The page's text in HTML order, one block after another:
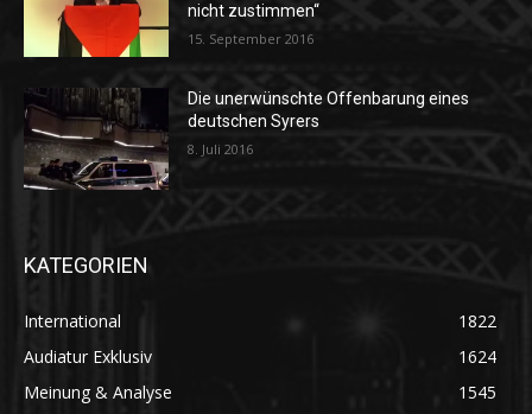
nicht zustimmen“
15. September 2016
Die unerwünschte Offenbarung eines
deutschen Syrers
8. Juli 2016
KATEGORIEN
International
1822
Audiatur Exklusiv
1624
Meinung & Analyse
1545